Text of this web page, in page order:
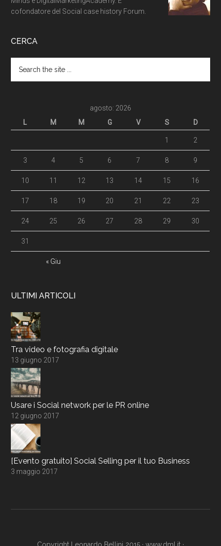
cofondatore del Social case history Forum.
CERCA
agosto: 2026
L
M M G V S D
« Giu
1 2
3 4 5 6 7 8 9
10 11 12 13 14 15 16
17 18 19 20 21 22 23
24 25 26 27 28 29 30
31
ULTIMI ARTICOLI
Tra video e fotografia digitale
13 giugno 2017
Usare i Social network per le PR online
12 giugno 2017
[Evento gratuito] Social Selling per il tuo Business
3 maggio 2017